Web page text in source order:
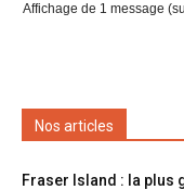
Affichage de 1 message
Nos articles
Fraser Island : la plus